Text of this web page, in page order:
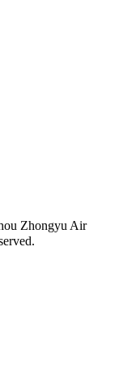
Zhongyu Air